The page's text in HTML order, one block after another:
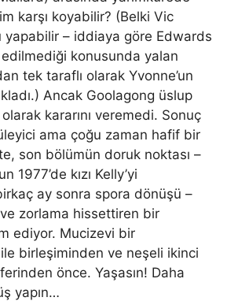
karşı koyabilir? (Belki Vic
yapabilir – iddiaya göre Edwards
konusunda yalan
tek taraflı olarak Yvonne’un
Ancak Goolagong üslup
olarak kararını veremedi. Sonuç
ama çoğu zaman hafif bir
son bölümün doruk noktası –
1977’de kızı Kelly’yi
ay sonra spora dönüşü –
zorlama hissettiren bir
ediyor. Mucizevi bir
birleşiminden ve neşeli ikinci
önce. Yaşasın! Daha
yapın…